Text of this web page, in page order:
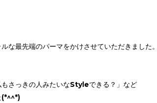
な最先端のパーマをかけさせていただきました。
もさっきの人みたいなStyleできる？」など
(*^^*)